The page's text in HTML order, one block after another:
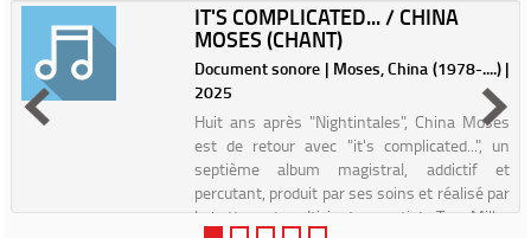
IT'S COMPLICATED... / CHINA
MOSES (CHANT)
Document sonore | Moses, China (1978-....) |
2025
Huit ans après "Nightintales", China Moses
est de retour avec "it's complicated...", un
septième album magistral, addictif et
percutant, produit par ses soins et réalisé par
le batteur et multi-instrumentiste Troy Miller